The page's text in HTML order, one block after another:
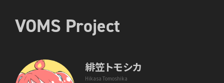
VOMS Project
緋笠トモシカ
Hikasa Tomoshika